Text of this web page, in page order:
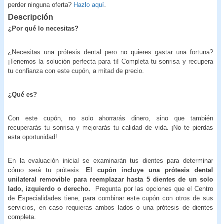
perder ninguna oferta? Hazlo aquí
Descripción
¿Por qué lo necesitas?
¿Necesitas una prótesis dental pero no quieres gastar una fortuna?
¡Tenemos la solución perfecta para ti! Completa tu sonrisa y recupera
tu confianza con este cupón, a mitad de precio.
¿Qué es?
Con este cupón, no solo ahorrarás dinero, sino que también
recuperarás tu sonrisa y mejorarás tu calidad de vida. ¡No te pierdas
esta oportunidad!
En la evaluación inicial se examinarán tus dientes para determinar
cómo será tu prótesis.
El cupón incluye una prótesis dental
unilateral removible para reemplazar hasta 5 dientes de un solo
lado, izquierdo o derecho.
Pregunta por las opciones que el Centro
de Especialidades tiene, para combinar este cupón con otros de sus
servicios, en caso requieras ambos lados o una prótesis de dientes
completa.